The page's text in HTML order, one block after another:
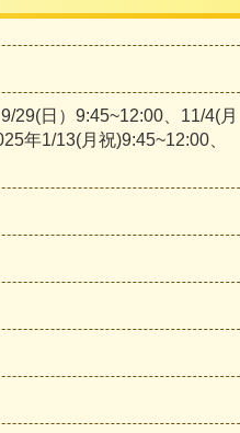
29(日）9:45~12:00、11/4(月
年1/13(月祝)9:45~12:00、